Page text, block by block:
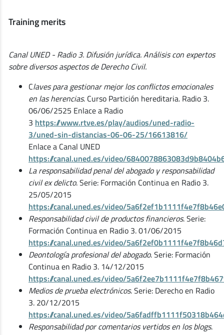
Training merits
Canal UNED - Radio 3. Difusión jurídica. Análisis con expertos
sobre diversos aspectos de Derecho Civil.
Claves para gestionar mejor los conflictos emocionales
en las herencias. Curso Partición hereditaria. Radio 3.
06/06/2525 Enlace a Radio
3 https://www.rtve.es/play/audios/uned-radio-
3/uned-sin-distancias-06-06-25/16613816/
Enlace a Canal UNED
https://canal.uned.es/video/
La responsabilidad penal del abogado y responsabilidad
civil ex delicto. Serie: Formación Continua en Radio 3.
25/05/2015
https://canal.uned.es/video/
Responsabilidad civil de productos financieros. Serie:
Formación Continua en Radio 3. 01/06/2015
https://canal.uned.es/video/
Deontología profesional del abogado. Serie: Formación
Continua en Radio 3. 14/12/2015
https://canal.uned.es/video/
Medios de prueba electrónicos. Serie: Derecho en Radio
3. 20/12/2015
https://canal.uned.es/video/
Responsabilidad por comentarios vertidos en los blogs.